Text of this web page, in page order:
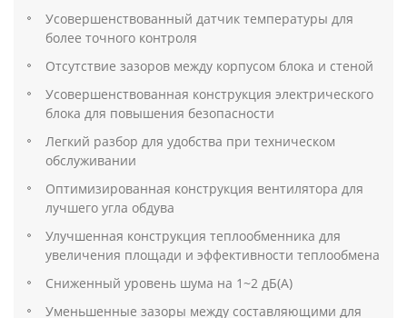
Усовершенствованный датчик температуры для
более точного контроля
Отсутствие зазоров между корпусом блока и стеной
Усовершенствованная конструкция электрического
блока для повышения безопасности
Легкий разбор для удобства при техническом
обслуживании
Оптимизированная конструкция вентилятора для
лучшего угла обдува
Улучшенная конструкция теплообменника для
увеличения площади и эффективности теплообмена
Сниженный уровень шума на 1~2 дБ(A)
Уменьшенные зазоры между составляющими для